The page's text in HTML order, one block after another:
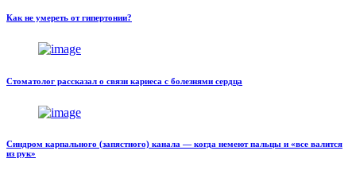
Как не умереть от гипертонии?
Стоматолог рассказал о связи кариеса с болезнями сердца
Синдром карпального (запястного) канала — когда немеют пальцы и «все валится
из рук»